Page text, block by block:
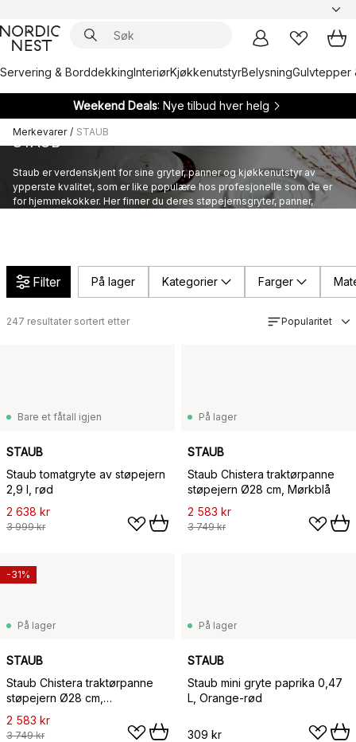
Servering & BorddekkingInteriørKjøkkenutstyrBelysningGulvtepper
Weekend Deals: Nye tilbud hver helg
Merkevarer / STAUB
STAUB
Staub er verdenskjent for sine gryter, panner og kjøkkenutstyr av
ypperste kvalitet, som er like populære hos profesjonelle som de er
for hjemmekokker. Her finner du deres støpejernsgryter, panner,
Filter På lager Kategorier Farger
247 resultater sortert etter Popularitet
Bare et fåtall igjen
STAUB
Staub tomatgryte av støpejern
2,9 l, rød
2 638 kr
3 999 kr
På lager
STAUB
Staub Chistera traktørpanne
støpejern Ø28 cm, Mørkblå
2 583 kr
3 749 kr
På lager
STAUB
Staub Chistera traktørpanne
støpejern Ø28 cm,
Basilikagrønn
2 583 kr
3 749 kr
-31%
På lager
STAUB
Staub mini gryte paprika 0,47
L, Orange-rød
309 kr